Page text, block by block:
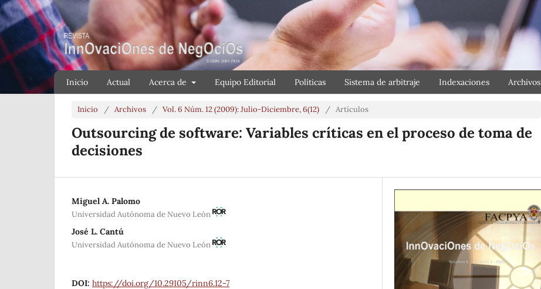
Inicio Actual Acerca de Equipo Editorial Políticas Sistema de arbitraje Indexaciones Archivos
Inicio / Archivos / Vol. 6 Núm. 12 (2009): Julio-Diciembre, 6(12) / Artículos
Outsourcing de software: Variables críticas en el proceso de toma de
decisiones
Miguel A. Palomo
Universidad Autónoma de Nuevo León
José L. Cantú
Universidad Autónoma de Nuevo León
DOI: https://doi.org/10.29105/rinn6.12-7